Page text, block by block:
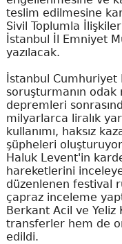
teslim edilmesine
Sivil Toplumla
İstanbul İl Emniyet
yazılacak.
İstanbul Cumhuriyet
soruşturmanın odak
depremleri
milyarlarca liralık
kullanımı, haksız
şüpheleri
Haluk Levent'in
hareketlerini
düzenlenen festival
çapraz inceleme
Berkant Acil ve Yeliz
transferler hem de
edildi.